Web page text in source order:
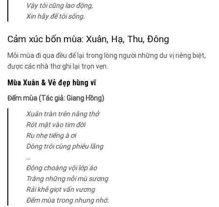
Vậy tôi cũng lao động,
Xin hãy để tôi sống.
Cảm xúc bốn mùa: Xuân, Hạ, Thu, Đông
Mỗi mùa đi qua đều để lại trong lòng người những dư vị riêng biệt,
được các nhà thơ ghi lại trọn vẹn.
Mùa Xuân & Vẻ đẹp hùng vĩ
Đếm mùa (Tác giả: Giang Hồng)
Xuân tràn trên nắng thở
Rót mật vào tim đời
Ru nhẹ tiếng à ơi
Dòng trôi cùng phiêu lãng
…
Đông choàng vội lớp áo
Trắng những nỗi mù sương
Rải khẽ giọt vấn vương
Đếm mùa trong nhung nhớ.